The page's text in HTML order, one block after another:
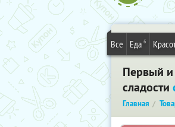
Все Еда 6
Первый и
сладости
Главная